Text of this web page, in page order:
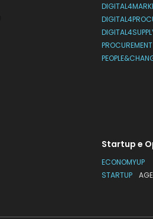
PROCUREMENT
Startup e
ECONOMYUP
STARTUP